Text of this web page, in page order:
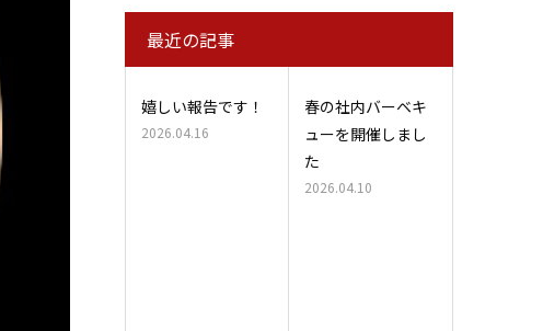
最近の記事
嬉しい報告です！
2026.04.16
春の社内バーベキ
ューを開催しまし
た
2026.04.10